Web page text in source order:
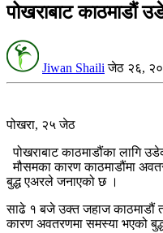
पोखराबाट काठमाडौं
Jiwan Shaili जेठ २६,
पोखरा, २५ जेठ
पोखराबाट काठमाडौंका लागि
मौसमका कारण काठमाडौंमा
बुद्ध एअरले जनाएको छ ।
साढे १ बजे उक्त जहाज काठमाडौं
कारण अवतरणमा समस्या भएको